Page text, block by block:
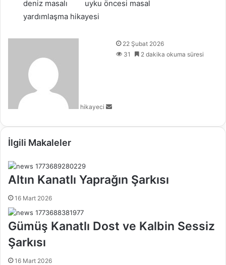
deniz masalı
uyku öncesi masal
yardımlaşma hikayesi
hikayeci
t
d
e
22 Şubat 2026
31
2 dakika okuma süresi
İlgili Makaleler
Altın Kanatlı Yaprağın Şarkısı
16 Mart 2026
Gümüş Kanatlı Dost ve Kalbin Sessiz
Şarkısı
16 Mart 2026